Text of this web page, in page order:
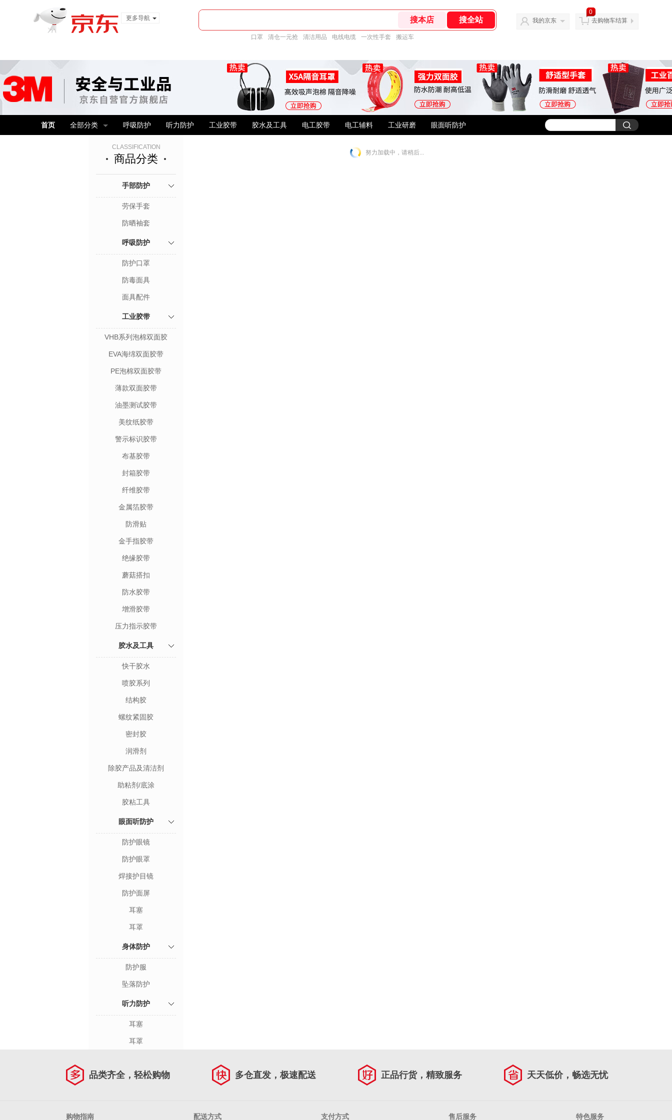
更多导航
口罩 清仓一元抢 清洁用品 电线电缆 一次性手套 搬运车
我的京东
0
去购物车结算
首页 全部分类 呼吸防护 听力防护 工业胶带 胶水及工具 电工胶带 电工辅料 工业研磨 眼面听防护
CLASSIFICATION
商品分类
手部防护
劳保手套
防晒袖套
呼吸防护
防护口罩
防毒面具
面具配件
工业胶带
VHB系列泡棉双面胶
EVA海绵双面胶带
PE泡棉双面胶带
薄款双面胶带
油墨测试胶带
美纹纸胶带
警示标识胶带
布基胶带
封箱胶带
纤维胶带
金属箔胶带
防滑贴
金手指胶带
绝缘胶带
蘑菇搭扣
防水胶带
增滑胶带
压力指示胶带
胶水及工具
快干胶水
喷胶系列
结构胶
螺纹紧固胶
密封胶
润滑剂
除胶产品及清洁剂
助粘剂/底涂
胶粘工具
眼面听防护
防护眼镜
防护眼罩
焊接护目镜
防护面屏
耳塞
耳罩
身体防护
防护服
坠落防护
听力防护
耳塞
耳罩
努力加载中，请稍后...
品类齐全，轻松购物 多仓直发，极速配送 正品行货，精致服务 天天低价，畅选无忧
购物指南 配送方式 支付方式 售后服务 特色服务